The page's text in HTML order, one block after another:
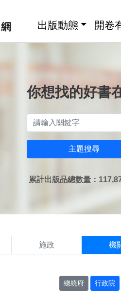
出版動態 開卷
你想找的好書
主題搜尋
累計出版品總數量：
施政 機
總統府 行政院